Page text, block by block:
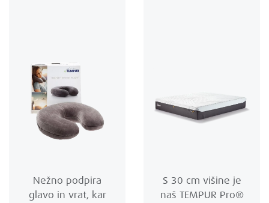
Nežno podpira
glavo in vrat, kar
S 30 cm višine je
naš TEMPUR Pro®